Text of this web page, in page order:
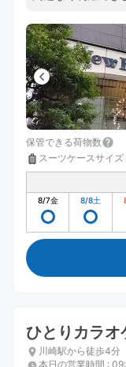
保管できる荷物数
スーツケースサイズ
8/7金 8/8土
ひとりカラオ
川崎駅から徒歩4分
本日の営業時間 :